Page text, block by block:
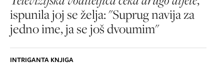
ispunila joj se želja: "Suprug navija za
jedno ime, ja se još dvoumim"
INTRIGANTA KNJIGA